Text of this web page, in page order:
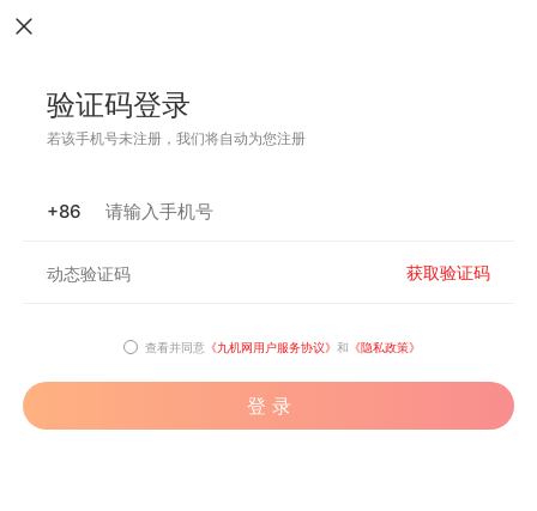
验证码登录
若该手机号未注册，我们将自动为您注册
+86
获取验证码
查看并同意 《九机网用户服务协议》 和 《隐私政策》
登 录